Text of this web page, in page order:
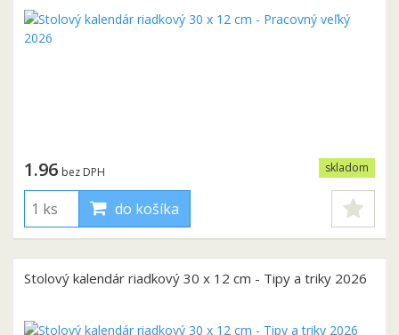
skladom
1.96 bez DPH
do košíka
Stolový kalendár riadkový 30 x 12 cm - Tipy a triky 2026